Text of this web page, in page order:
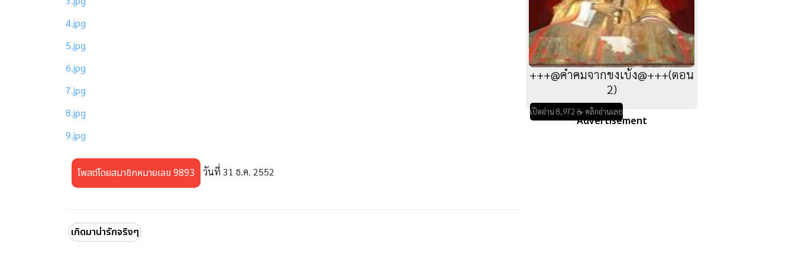
4.jpg
5.jpg
6.jpg
7.jpg
8.jpg
9.jpg
โพสต์โดยสมาชิกหมายเลข 9893 วันที่ 31 ธ.ค. 2552
เกิดมาน่ารักจริงๆ
+++@คำคมจากขงเบ้ง@+++(ตอน
2)
เปิดอ่าน 8,972 ☕ คลิกอ่านเลย
Advertisement